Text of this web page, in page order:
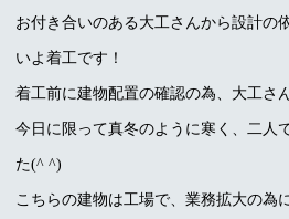
お付き合いのある大工さんから設計の
いよ着工です！
着工前に建物配置の確認の為、大工さ
今日に限って真冬のように寒く、二人
た(^ ^)
こちらの建物は工場で、業務拡大の為